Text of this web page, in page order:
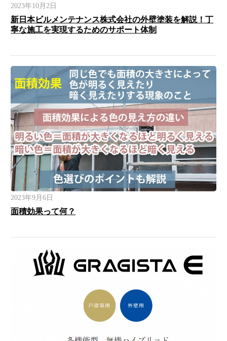
2023年10月2日
新日本ビルメンテナンス株式会社の外壁塗装を解説！丁
寧な施工を実現するためのサポート体制
2023年9月6日
面積効果って何？